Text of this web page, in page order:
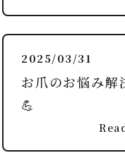
ーン
お知らせ
テンツ
2025/03/31
お爪のお悩み解
💪